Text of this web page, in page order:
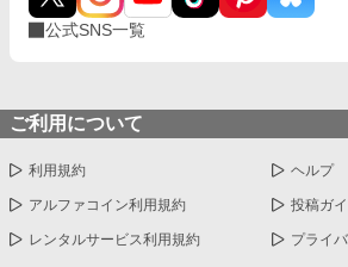
公式SNS一覧
ご利用について
利用規約 ヘルプ
アルファコイン利用規約 投稿ガ
レンタルサービス利用規約 プライ